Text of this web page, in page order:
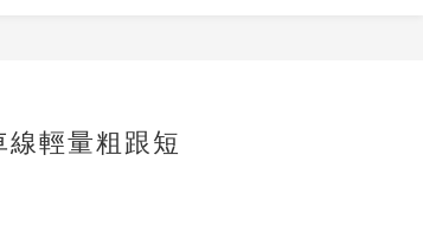
輕量粗跟短